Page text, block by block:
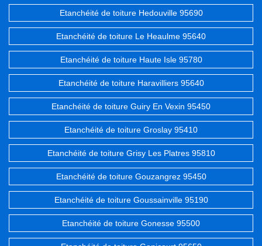
Etanchéité de toiture Hedouville 95690
Etanchéité de toiture Le Heaulme 95640
Etanchéité de toiture Haute Isle 95780
Etanchéité de toiture Haravilliers 95640
Etanchéité de toiture Guiry En Vexin 95450
Etanchéité de toiture Groslay 95410
Etanchéité de toiture Grisy Les Platres 95810
Etanchéité de toiture Gouzangrez 95450
Etanchéité de toiture Goussainville 95190
Etanchéité de toiture Gonesse 95500